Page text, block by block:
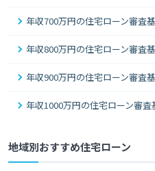
年収700万円の住宅ローン審査
年収800万円の住宅ローン審査
年収900万円の住宅ローン審査
年収1000万円の住宅ローン審査
地域別おすすめ住宅ローン